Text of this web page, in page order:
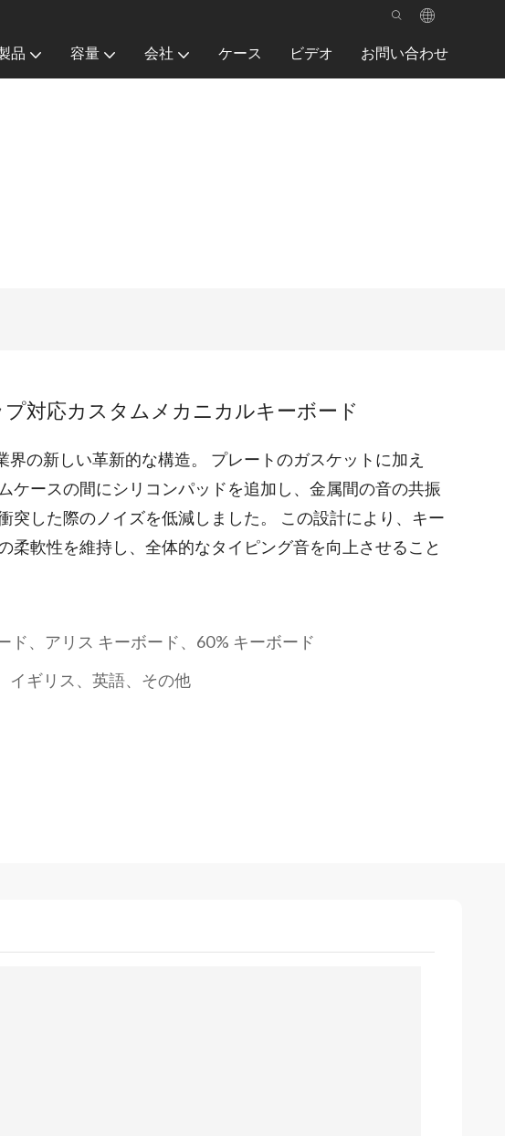
品 容量 会社 ケース ビデオ お問い合わせ
対応カスタムメカニカルキーボード
界の新しい革新的な構造。 プレートのガスケットに加え
ケースの間にシリコンパッドを追加し、金属間の音の共振
突した際のノイズを低減しました。 この設計により、キー
柔軟性を維持し、全体的なタイピング音を向上させること
ド、アリス キーボード、60% キーボード
イギリス、英語、その他